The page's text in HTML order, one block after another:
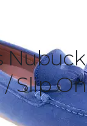
Nubuck
Slip On